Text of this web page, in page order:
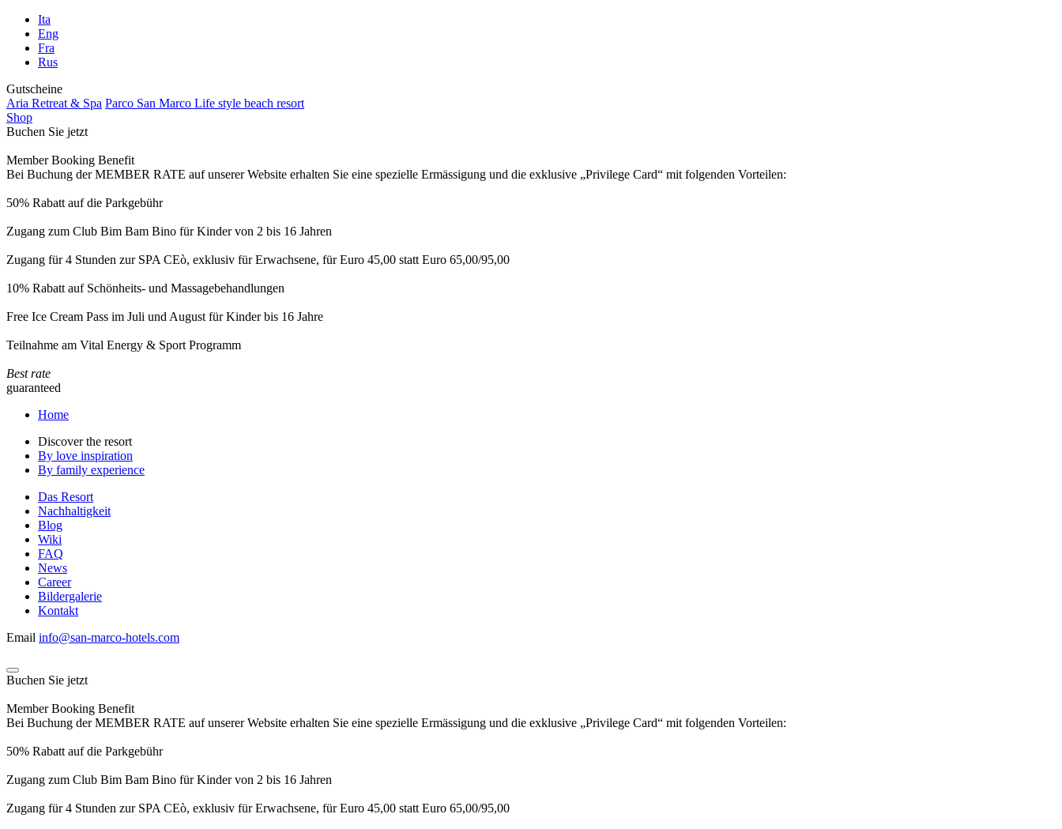
Ita
Eng
Fra
Rus
Gutscheine
Aria Retreat & Spa Parco San Marco Life style beach resort
Shop
Buchen Sie jetzt
Member Booking Benefit
Bei Buchung der MEMBER RATE auf unserer Website erhalten Sie eine spezielle Ermässigung und die exklusive „Privilege Card“ mit folgenden Vorteilen:
50% Rabatt auf die Parkgebühr
Zugang zum Club Bim Bam Bino für Kinder von 2 bis 16 Jahren
Zugang für 4 Stunden zur SPA CEò, exklusiv für Erwachsene, für Euro 45,00 statt Euro 65,00/95,00
10% Rabatt auf Schönheits- und Massagebehandlungen
Free Ice Cream Pass im Juli und August für Kinder bis 16 Jahre
Teilnahme am Vital Energy & Sport Programm
Best rate
guaranteed
Home
Discover the resort
By love inspiration
By family experience
Das Resort
Nachhaltigkeit
Blog
Wiki
FAQ
News
Career
Bildergalerie
Kontakt
Email info@san-marco-hotels.com
Buchen Sie jetzt
Member Booking Benefit
Bei Buchung der MEMBER RATE auf unserer Website erhalten Sie eine spezielle Ermässigung und die exklusive „Privilege Card“ mit folgenden Vorteilen:
50% Rabatt auf die Parkgebühr
Zugang zum Club Bim Bam Bino für Kinder von 2 bis 16 Jahren
Zugang für 4 Stunden zur SPA CEò, exklusiv für Erwachsene, für Euro 45,00 statt Euro 65,00/95,00